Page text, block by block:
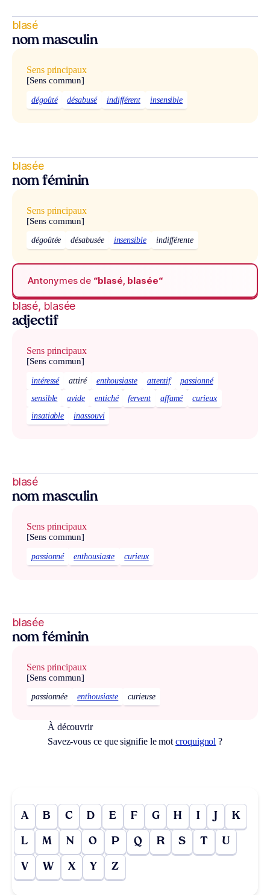
blasé
nom masculin
Sens principaux
[Sens commun]
dégoûté désabusé indifférent insensible
blasée
nom féminin
Sens principaux
[Sens commun]
dégoûtée désabusée insensible indifférente
Antonymes de “blasé, blasée“
blasé, blasée
adjectif
Sens principaux
[Sens commun]
intéressé attiré enthousiaste attentif
passionné
sensible
avide entiché fervent affamé
curieux
insatiable
inassouvi
blasé
nom masculin
Sens principaux
[Sens commun]
passionné enthousiaste curieux
blasée
nom féminin
Sens principaux
[Sens commun]
passionnée enthousiaste curieuse
À découvrir
Savez-vous ce que signifie le motcroquignol ?
A B C D E F G H I J K
L M N O P Q R S T U
V W X Y Z